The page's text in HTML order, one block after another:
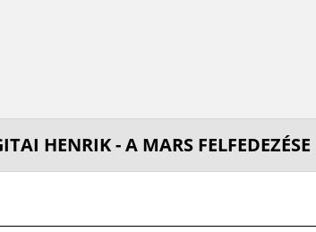
HENRIK - A MARS FELFEDEZÉSE